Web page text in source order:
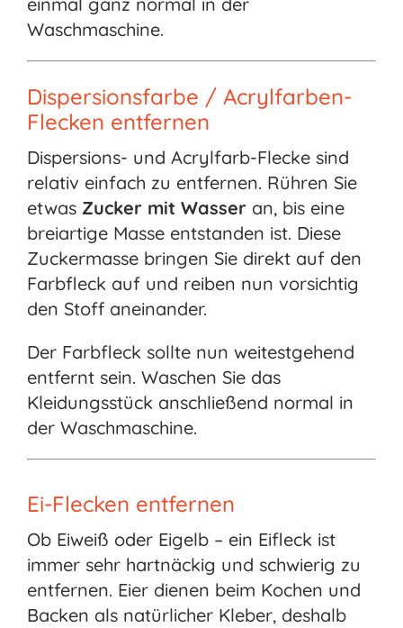
Waschmaschine.
Dispersionsfarbe / Acrylfarben-
Flecken entfernen
Dispersions- und Acrylfarb-Flecke sind
relativ einfach zu entfernen. Rühren Sie
etwas Zucker mit Wasseran, bis eine
breiartige Masse entstanden ist. Diese
Zuckermasse bringen Sie direkt auf den
Farbfleck auf und reiben nun vorsichtig
den Stoff aneinander.
Der Farbfleck sollte nun weitestgehend
entfernt sein. Waschen Sie das
Kleidungsstück anschließend normal in
der Waschmaschine.
Ei-Flecken entfernen
Ob Eiweiß oder Eigelb – ein Eifleck ist
immer sehr hartnäckig und schwierig zu
entfernen. Eier dienen beim Kochen und
Backen als natürlicher Kleber, deshalb